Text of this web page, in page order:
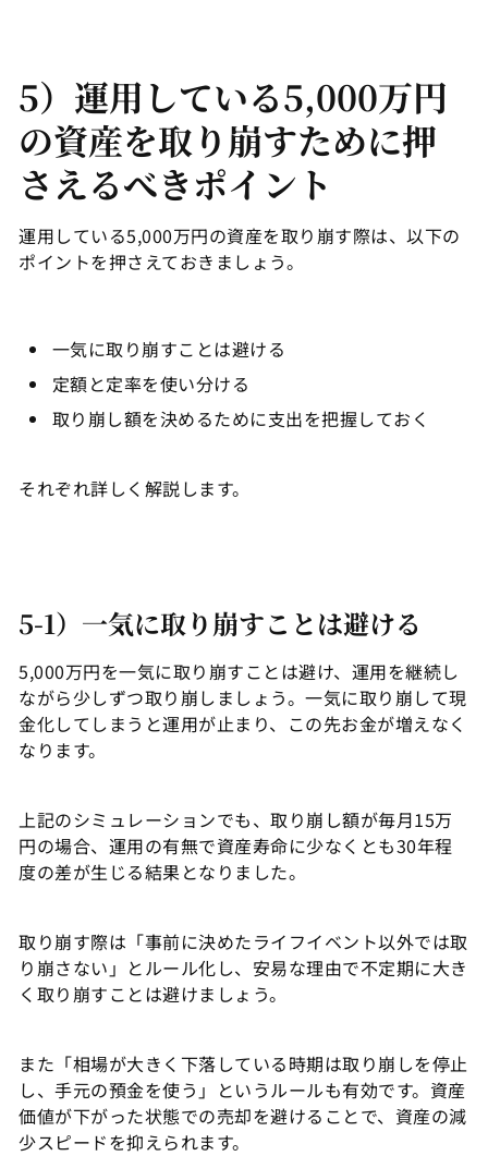
5）運用している5,000万円
の資産を取り崩すために押
さえるべきポイント
運用している5,000万円の資産を取り崩す際は、以下の
ポイントを押さえておきましょう。
一気に取り崩すことは避ける
定額と定率を使い分ける
取り崩し額を決めるために支出を把握しておく
それぞれ詳しく解説します。
5-1）一気に取り崩すことは避ける
5,000万円を一気に取り崩すことは避け、運用を継続し
ながら少しずつ取り崩しましょう。一気に取り崩して現
金化してしまうと運用が止まり、この先お金が増えなく
なります。
上記のシミュレーションでも、取り崩し額が毎月15万
円の場合、運用の有無で資産寿命に少なくとも30年程
度の差が生じる結果となりました。
取り崩す際は「事前に決めたライフイベント以外では取
り崩さない」とルール化し、安易な理由で不定期に大き
く取り崩すことは避けましょう。
また「相場が大きく下落している時期は取り崩しを停止
し、手元の預金を使う」というルールも有効です。資産
価値が下がった状態での売却を避けることで、資産の減
少スピードを抑えられます。